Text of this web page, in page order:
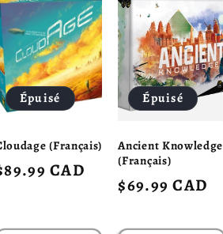
Épuisé
(Français)
CAD
Épuisé
Ancient Knowledge
(Français)
Prix
$69.99 CAD